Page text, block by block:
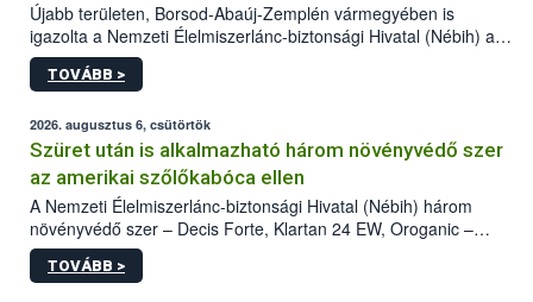
Újabb területen, Borsod-Abaúj-Zemplén vármegyében is
igazolta a Nemzeti Élelmiszerlánc-biztonsági Hivatal (Nébih) a
kőrisrontó karcsúdíszbogár (Agrilus planipennis) jelenlétét. A
kártevőt nem csak színcsapdában találták meg, de már fertőzött
az intenzív felderítést, emellett az intézkedéseket a szlovák
hatósággal is összehangolják a terjedés megállítása érdekében.
TOVÁBB >
2026. augusztus 6, csütörtök
Szüret után is alkalmazható három növényvédő szer
az amerikai szőlőkabóca ellen
A Nemzeti Élelmiszerlánc-biztonsági Hivatal (Nébih) három
növényvédő szer – Decis Forte, Klartan 24 EW, Oroganic –
engedélyokiratát módosította, így azok a szüretet követően,
egészen a vesszőérettség (BBCH 91) stádiumáig
TOVÁBB >